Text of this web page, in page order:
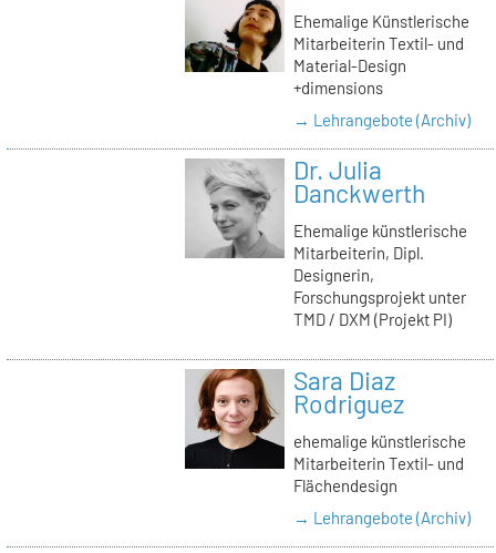
Ehemalige Künstlerische
Mitarbeiterin Textil- und
Material-Design
+dimensions
→ Lehrangebote (Archiv)
Dr. Julia
Danckwerth
Ehemalige künstlerische
Mitarbeiterin, Dipl.
Designerin,
Forschungsprojekt unter
TMD / DXM (Projekt PI)
Sara Diaz
Rodriguez
ehemalige künstlerische
Mitarbeiterin Textil- und
Flächendesign
→ Lehrangebote (Archiv)